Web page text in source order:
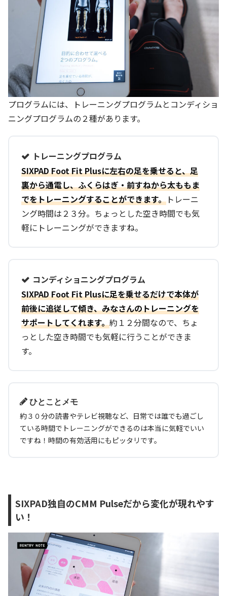
プログラムには、トレーニングプログラムとコンディショ
ニングプログラムの２種があります。
トレーニングプログラム
SIXPAD Foot Fit Plusに左右の足を乗せると、足
裏から通電し、ふくらはぎ・前すねから太ももま
でをトレーニングすることができます。 トレーニ
ング時間は２３分。ちょっとした空き時間でも気
軽にトレーニングができますね。
コンディショニングプログラム
SIXPAD Foot Fit Plusに足を乗せるだけで本体が
前後に追従して傾き、みなさんのトレーニングを
サポートしてくれます。約１２分間なので、ちょ
っとした空き時間でも気軽に行うことができま
す。
ひとことメモ
約３０分の読書やテレビ視聴など、日常では誰でも過ごし
ている時間でトレーニングができるのは本当に気軽でいい
ですね！時間の有効活用にもピッタリです。
SIXPAD独自のCMM Pulseだから変化が現れやす
い！